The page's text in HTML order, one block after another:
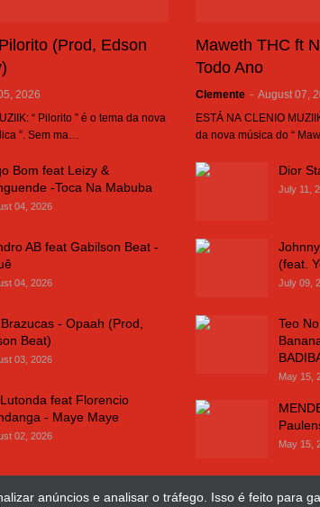
anúncios e analisar o tráfego. Isso é feito para
(Prod, Edson
2026
“ Pilorito ” é o tema da nova
”. Sem ma…
Bom feat Leizy &
-Toca Na Mabuba
04, 2026
AB feat Gabilson Beat -
04, 2026
- Opaah (Prod,
Beat)
03, 2026
feat Florencio
- Maye Maye
02, 2026
Maweth THC ft
Todo Ano
Clemente - August 07,
ESTÁ NA CLENIO
da nova música do “
Dior
July 11,
(feat.
July 09,
Teo
May 15,
May 15,